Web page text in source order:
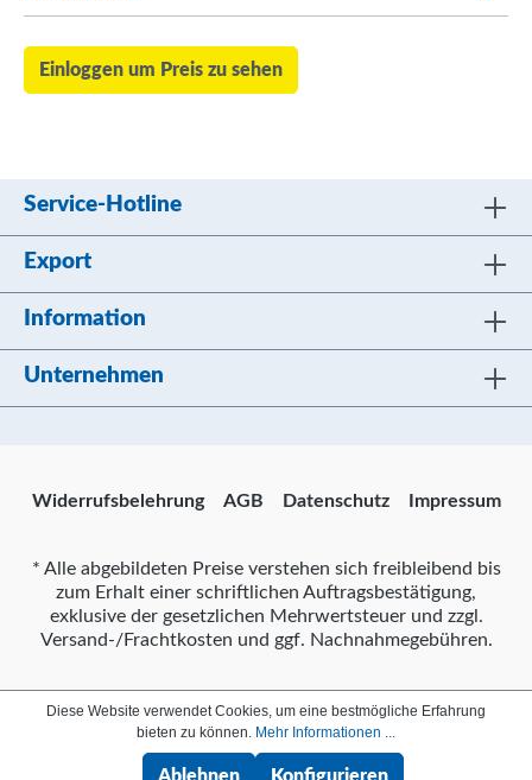
Einloggen um Preis zu sehen
Service-Hotline
Export
Information
Unternehmen
Widerrufsbelehrung AGB Datenschutz Impressum
* Alle abgebildeten Preise verstehen sich freibleibend bis
zum Erhalt einer schriftlichen Auftragsbestätigung,
exklusive der gesetzlichen Mehrwertsteuer und zzgl.
Versand-/Frachtkosten und ggf. Nachnahmegebühren.
Diese Website verwendet Cookies, um eine bestmögliche Erfahrung
bieten zu können. Mehr Informationen ...